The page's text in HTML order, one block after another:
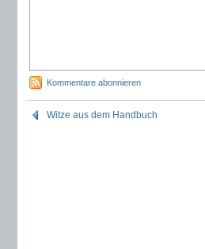
Kommentare abonnieren
Witze aus dem Handbuch